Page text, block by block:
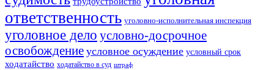
ответственность уголовно-исполнительная инспекция
уголовное дело условно-досрочное
освобождение условное осуждение условный срок
ходатайство ходатайство в суд штраф